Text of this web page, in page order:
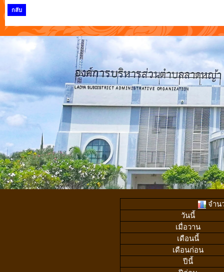
กลับ
จำน
วันนี้
เมื่อวาน
เดือนนี้
เดือนก่อน
ปีนี้